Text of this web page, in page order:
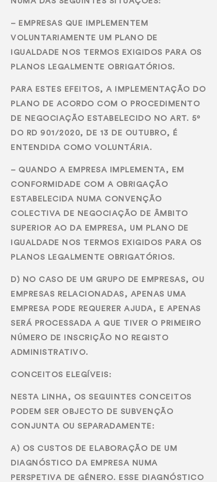
– EMPRESAS QUE IMPLEMENTEM
VOLUNTARIAMENTE UM PLANO DE
IGUALDADE NOS TERMOS EXIGIDOS PARA OS
PLANOS LEGALMENTE OBRIGATÓRIOS.
PARA ESTES EFEITOS, A IMPLEMENTAÇÃO DO
PLANO DE ACORDO COM O PROCEDIMENTO
DE NEGOCIAÇÃO ESTABELECIDO NO ART. 5º
DO RD 901/2020, DE 13 DE OUTUBRO, É
ENTENDIDA COMO VOLUNTÁRIA.
– QUANDO A EMPRESA IMPLEMENTA, EM
CONFORMIDADE COM A OBRIGAÇÃO
ESTABELECIDA NUMA CONVENÇÃO
COLECTIVA DE NEGOCIAÇÃO DE ÂMBITO
SUPERIOR AO DA EMPRESA, UM PLANO DE
IGUALDADE NOS TERMOS EXIGIDOS PARA OS
PLANOS LEGALMENTE OBRIGATÓRIOS.
D) NO CASO DE UM GRUPO DE EMPRESAS, OU
EMPRESAS RELACIONADAS, APENAS UMA
EMPRESA PODE REQUERER AJUDA, E APENAS
SERÁ PROCESSADA A QUE TIVER O PRIMEIRO
NÚMERO DE INSCRIÇÃO NO REGISTO
ADMINISTRATIVO.
CONCEITOS ELEGÍVEIS:
NESTA LINHA, OS SEGUINTES CONCEITOS
PODEM SER OBJECTO DE SUBVENÇÃO
CONJUNTA OU SEPARADAMENTE:
A) OS CUSTOS DE ELABORAÇÃO DE UM
DIAGNÓSTICO DA EMPRESA NUMA
PERSPETIVA DE GÉNERO. ESSE DIAGNÓSTICO